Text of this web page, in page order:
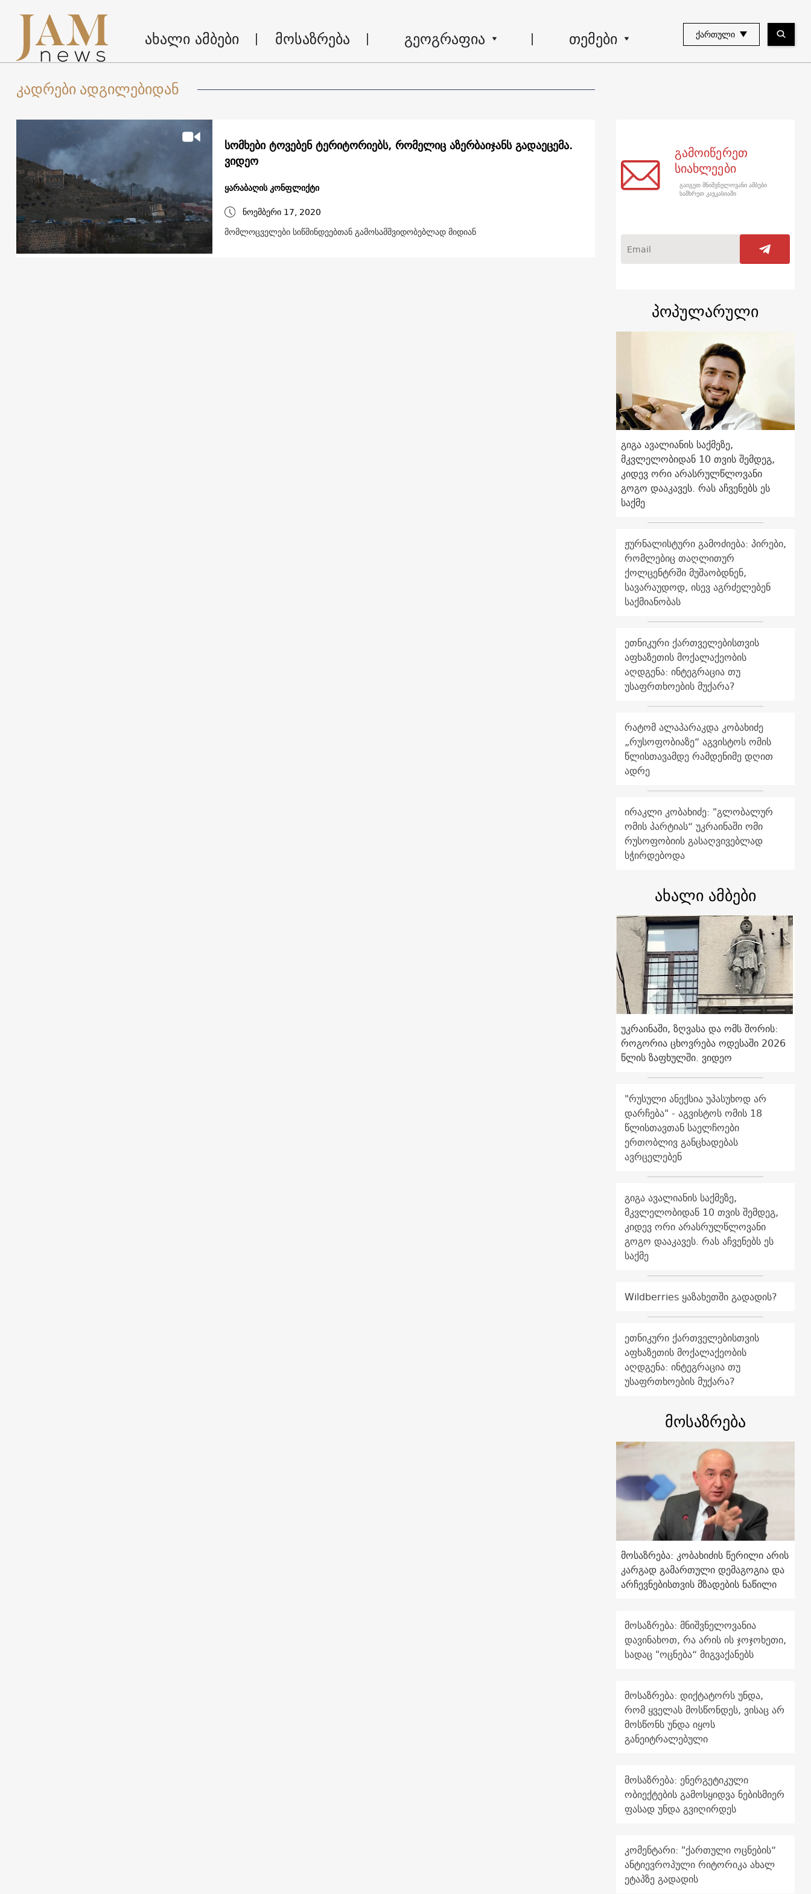
ახალი ამბები მოსაზრება გეოგრაფია თემები ᲥᲐᲠᲗᲣᲚᲘ
კადრები ადგილებიდან
სომხები ტოვებენ ტერიტორიებს, რომელიც აზერბაიჯანს გადაეცემა.
ვიდეო
ყარაბაღის კონფლიქტი
ნოემბერი 17, 2020
მომლოცველები სიწმინდეებთან გამოსამშვიდობებლად მიდიან
გამოიწერეთ
სიახლეები
გაიგეთ მნიშვნელოვანი ამბები
სამხრეთ კავკასიაში
პოპულარული
გიგა ავალიანის საქმეზე,
მკვლელობიდან 10 თვის შემდეგ,
კიდევ ორი არასრულწლოვანი
გოგო დააკავეს. რას აჩვენებს ეს
საქმე
ჟურნალისტური გამოძიება: პირები,
რომლებიც თაღლითურ
ქოლცენტრში მუშაობდნენ,
სავარაუდოდ, ისევ აგრძელებენ
საქმიანობას
ეთნიკური ქართველებისთვის
აფხაზეთის მოქალაქეობის
აღდგენა: ინტეგრაცია თუ
უსაფრთხოების მუქარა?
რატომ ალაპარაკდა კობახიძე
„რუსოფობიაზე“ აგვისტოს ომის
წლისთავამდე რამდენიმე დღით
ადრე
ირაკლი კობახიძე: "გლობალურ
ომის პარტიას“ უკრაინაში ომი
რუსოფობიის გასაღვივებლად
სჭირდებოდა
ახალი ამბები
უკრაინაში, ზღვასა და ომს შორის:
როგორია ცხოვრება ოდესაში 2026
წლის ზაფხულში. ვიდეო
"რუსული ანექსია უპასუხოდ არ
დარჩება" - აგვისტოს ომის 18
წლისთავთან საელჩოები
ერთობლივ განცხადებას
ავრცელებენ
გიგა ავალიანის საქმეზე,
მკვლელობიდან 10 თვის შემდეგ,
კიდევ ორი არასრულწლოვანი
გოგო დააკავეს. რას აჩვენებს ეს
საქმე
Wildberries ყაზახეთში გადადის?
ეთნიკური ქართველებისთვის
აფხაზეთის მოქალაქეობის
აღდგენა: ინტეგრაცია თუ
უსაფრთხოების მუქარა?
მოსაზრება
მოსაზრება: კობახიძის წერილი არის
კარგად გამართული დემაგოგია და
არჩევნებისთვის მზადების ნაწილი
მოსაზრება: მნიშვნელოვანია
დავინახოთ, რა არის ის ჯოჯოხეთი,
სადაც "ოცნება“ მიგვაქანებს
მოსაზრება: დიქტატორს უნდა,
რომ ყველას მოსწონდეს, ვისაც არ
მოსწონს უნდა იყოს
განეიტრალებული
მოსაზრება: ენერგეტიკული
ობიექტების გამოსყიდვა ნებისმიერ
ფასად უნდა გვიღირდეს
კომენტარი: "ქართული ოცნების“
ანტიევროპული რიტორიკა ახალ
ეტაპზე გადადის